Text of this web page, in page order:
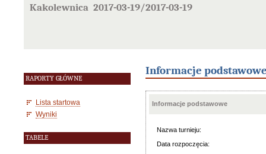
Kakolewnica 2017-03-19/2017-03-19
RAPORTY GŁÓWNE
Lista startowa
Wyniki
TABELE
Informacje
Informacje podstawowe
Nazwa turnieju:
Data rozpoczęcia: